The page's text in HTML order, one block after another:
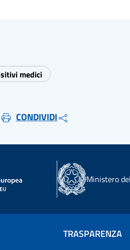
medici
CONDIVIDI
Ministero
TRASPARENZA